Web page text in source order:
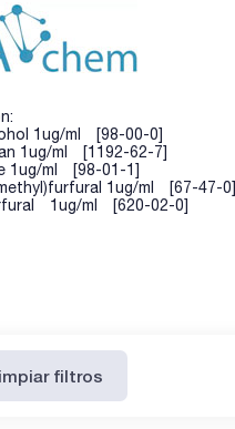
1ug/ml [98-00-0]
1ug/ml [1192-62-7]
1ug/ml [98-01-1]
1ug/ml [67-47-0]
1ug/ml [620-02-0]
filtros